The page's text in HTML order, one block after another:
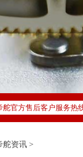
市售后服务网络优化升
服务中心最新网点地址
外大街甲6号华熙国际
舵资讯 >